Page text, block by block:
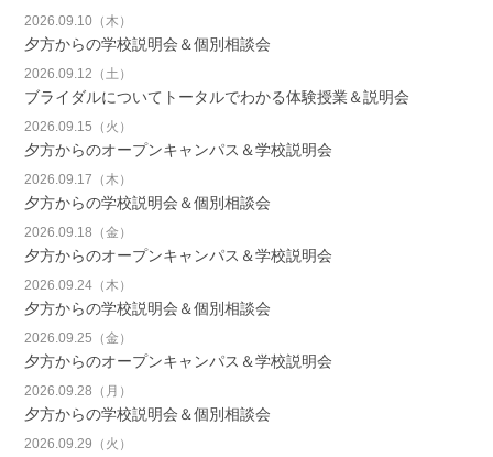
2026.09.10（木）
夕方からの学校説明会＆個別相談会
2026.09.12（土）
ブライダルについてトータルでわかる体験授業＆説明会
2026.09.15（火）
夕方からのオープンキャンパス＆学校説明会
2026.09.17（木）
夕方からの学校説明会＆個別相談会
2026.09.18（金）
夕方からのオープンキャンパス＆学校説明会
2026.09.24（木）
夕方からの学校説明会＆個別相談会
2026.09.25（金）
夕方からのオープンキャンパス＆学校説明会
2026.09.28（月）
夕方からの学校説明会＆個別相談会
2026.09.29（火）